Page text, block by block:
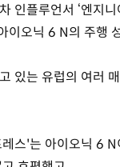
인플루언서 ‘엔지
이오닉 6 N의 주행
있는 유럽의 여러
스'는 아이오닉 6